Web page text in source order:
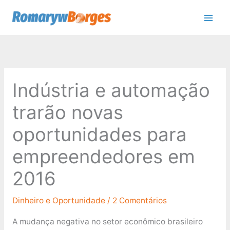
para
o
Indústria e automação
trarão novas
oportunidades para
empreendedores em
2016
Dinheiro e Oportunidade/ 2 Comentários
A mudança negativa no setor econômico brasileiro